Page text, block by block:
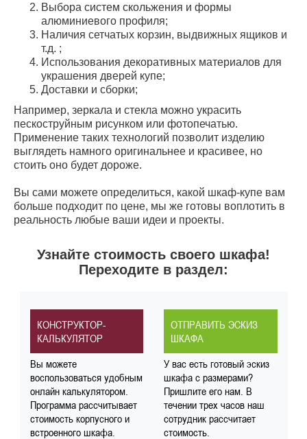
Выбора систем скольжения и формы
алюминиевого профиля;
Наличия сетчатых корзин, выдвижных ящиков и
т.д. ;
Использования декоративных материалов для
украшения дверей купе;
Доставки и сборки;
Например, зеркала и стекла можно украсить
пескоструйным рисунком или фотопечатью.
Применение таких технологий позволит изделию
выглядеть намного оригинальнее и красивее, но
стоить оно будет дороже.
Вы сами можете определиться, какой шкаф-купе вам
больше подходит по цене, мы же готовы воплотить в
реальность любые ваши идеи и проекты.
Узнайте стоимость своего шкафа!
Переходите в раздел:
КОНСТРУКТОР-
КАЛЬКУЛЯТОР
Вы можете
воспользоваться удобным
онлайн калькулятором.
Программа рассчитывает
стоимость корпусного и
встроенного шкафа.
ОТПРАВИТЬ ЭСКИЗ
ШКАФА
У вас есть готовый эскиз
шкафа с размерами?
Пришлите его нам. В
течении трех часов наш
сотрудник рассчитает
стоимость.